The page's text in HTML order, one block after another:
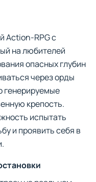
Action-RPG с
на любителей
опасных глубин
через орды
генерируемые
крепость.
испытать
и проявить себя в